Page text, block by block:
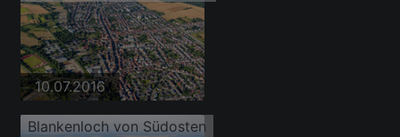
10.07.2016
Blankenloch von Südosten